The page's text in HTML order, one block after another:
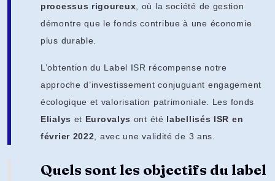
processus rigoureux , où la société de gestion
démontre que le fonds contribue à une économie
plus durable.
L’obtention du Label ISR récompense notre
approche d’investissement conjuguant engagement
écologique et valorisation patrimoniale. Les fonds
Elialys et Eurovalys ont été labellisés ISR en
février 2022 , avec une validité de 3 ans.
Quels sont les objectifs du label